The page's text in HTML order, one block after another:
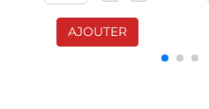
AJOUTER